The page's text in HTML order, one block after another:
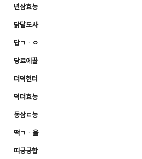
년삼효능
닭달도사
답ㄱᆞㅇ
당료에꿀
더덕헌터
덕더효능
동삼ㄷ능
떡ㄱᆞ을
띠궁궁합